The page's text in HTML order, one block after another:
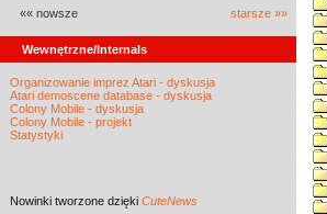
«« nowsze starsze »»
Wewnętrzne/Internals
Organizowanie imprez Atari - dyskusja
Atari demoscene database - dyskusja
Colony Mobile - dyskusja
Colony Mobile - projekt
Statystyki
Nowinki tworzone dzięki CuteNews